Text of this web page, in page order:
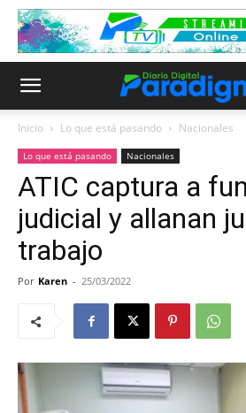
Inicio Lo que está pasando Nacionales
Lo que está pasando Nacionales
ATIC captura a
judicial y allanan
trabajo
Por Karen - 25/03/2022